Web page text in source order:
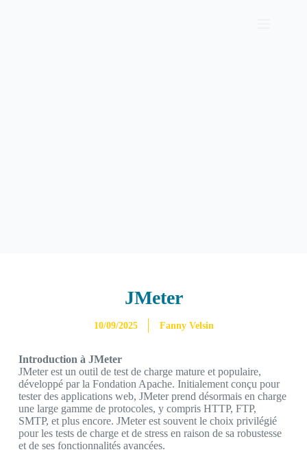
JMeter
10/09/2025 Fanny Velsin
Introduction à JMeter
JMeter est un outil de test de charge mature et populaire,
développé par la Fondation Apache. Initialement conçu pour
tester des applications web, JMeter prend désormais en charge
une large gamme de protocoles, y compris HTTP, FTP,
SMTP, et plus encore. JMeter est souvent le choix privilégié
pour les tests de charge et de stress en raison de sa robustesse
et de ses fonctionnalités avancées.